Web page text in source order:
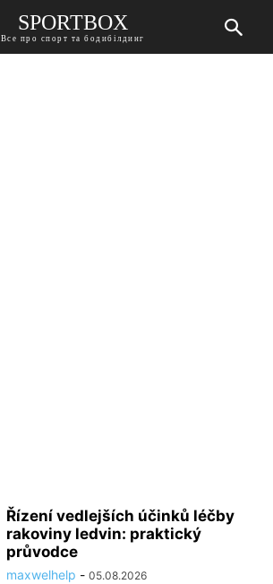
SPORTBOX
Все про спорт та бодибілдинг
Řízení vedlejších účinků léčby
rakoviny ledvin: praktický
průvodce
maxwelhelp - 05.08.2026